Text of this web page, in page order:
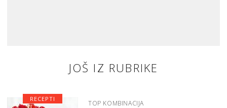
JOŠ IZ RUBRIKE
TOP KOMBINACIJA
RECEPTI